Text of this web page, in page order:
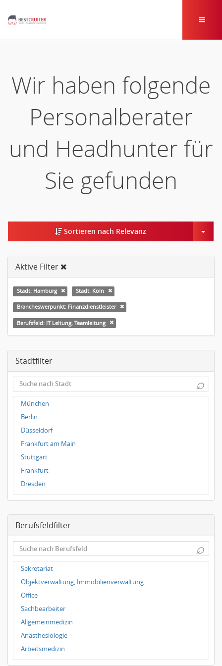
Wir haben folgende
Personalberater
und Headhunter für
Sie gefunden
Sortieren nach Relevanz
Aktive Filter
Stadt: Hamburg Stadt: Köln
Brancheswerpunkt: Finanzdienstleister
Berufsfeld: IT Leitung, Teamleitung
Stadtfilter
⌕
München
Berlin
Düsseldorf
Frankfurt am Main
Stuttgart
Frankfurt
Dresden
Magdeburg
Dortmund
Wuppertal
Hallbergmoos
Würzburg
Grünwald
Ulm
Bielefeld
Hannover
Duisburg
Berufsfeldfilter
⌕
Sekretariat
Objektverwaltung, Immobilienverwaltung
Office
Sachbearbeiter
Allgemeinmedizin
Anästhesiologie
Arbeitsmedizin
Augenheilkunde